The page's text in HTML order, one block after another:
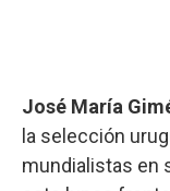
José María
la selección
mundialistas en